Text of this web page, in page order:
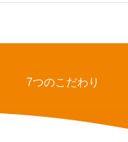
7つのこだわり